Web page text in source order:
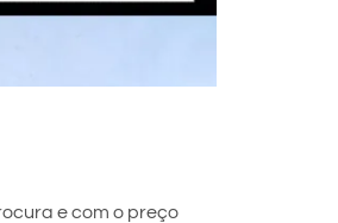
e com o preço